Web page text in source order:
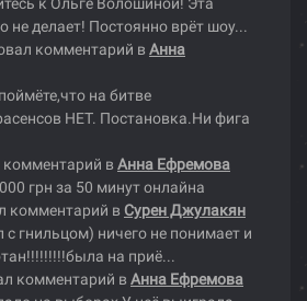
не делает! Постоянно врёт шоу...
комментарий в Анна
на битве
НЕТ. Постановка.Ни фига
в Анна Ефремова
грн за 50 минут онлайна
комментарий в Сурен Джулакян
с гнильцом) ничего не понимает и
на приё...
комментарий в Анна Ефремова